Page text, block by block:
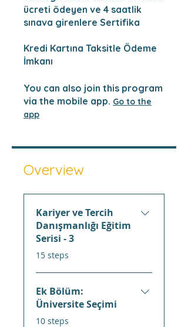
ücreti ödeyen ve 4 saatlik
sınava girenlere Sertifika
Kredi Kartına Taksitle Ödeme
İmkanı
You can also join this program
via the mobile app. Go to the
app
Overview
Kariyer ve Tercih
Danışmanlığı Eğitim
Serisi - 3
.15 steps
Ek Bölüm:
Üniversite Seçimi
.10 steps